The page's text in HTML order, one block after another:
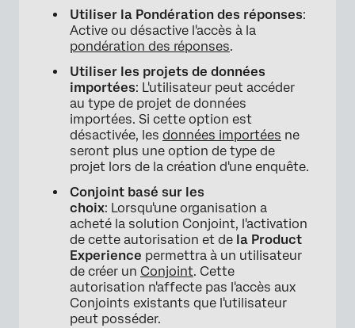
Utiliser la Pondération des réponses:
Active ou désactive l'accès à la
pondération des réponses.
Utiliser les projets de données
importées: L'utilisateur peut accéder
au type de projet de données
importées. Si cette option est
désactivée, les données importées ne
seront plus une option de type de
projet lors de la création d'une enquête.
Conjoint basé sur les
choix: Lorsqu'une organisation a
acheté la solution Conjoint, l'activation
de cette autorisation et de la Product
Experience permettra à un utilisateur
de créer un Conjoint. Cette
autorisation n'affecte pas l'accès aux
Conjoints existants que l'utilisateur
peut posséder.